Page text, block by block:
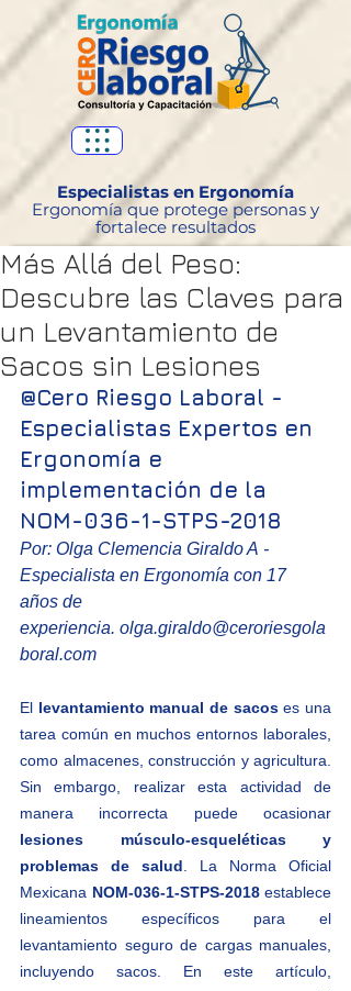
Especialistas en Ergonomía
Ergonomía que protege personas y
fortalece resultados
Más Allá del Peso:
Descubre las Claves para
un Levantamiento de
Sacos sin Lesiones
@Cero Riesgo Laboral -
Especialistas Expertos en
Ergonomía e
implementación de la
NOM-036-1-STPS-2018
Por: Olga Clemencia Giraldo A -
Especialista en Ergonomía con 17
años de
experiencia. olga.giraldo@ceroriesgola
boral.com
El levantamiento manual de sacos es una
tarea común en muchos entornos laborales,
como almacenes, construcción y agricultura.
Sin embargo, realizar esta actividad de
lesiones músculo-esqueléticas y
problemas de salud . La Norma Oficial
Mexicana NOM-036-1-STPS-2018 establece
lineamientos específicos para el
levantamiento seguro de cargas manuales,
incluyendo sacos. En este artículo,